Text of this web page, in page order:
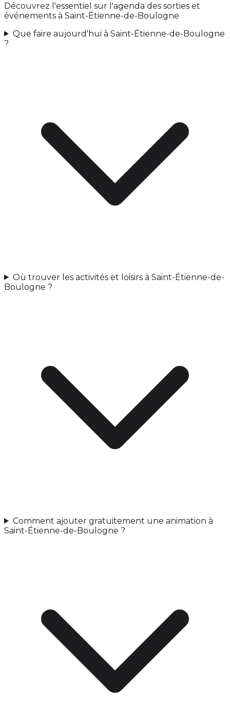
Découvrez l'essentiel sur l'agenda des sorties et
événements à Saint-Étienne-de-Boulogne
Que faire aujourd'hui à Saint-Étienne-de-Boulogne
?
Où trouver les activités et loisirs à Saint-Étienne-de-
Boulogne ?
Comment ajouter gratuitement une animation à
Saint-Étienne-de-Boulogne ?